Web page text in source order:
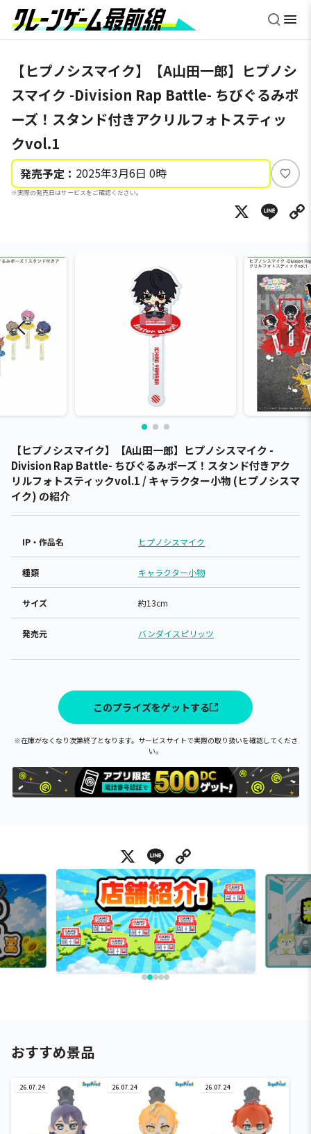
【ヒプノシスマイク】【A山田一郎】ヒプノシ
スマイク -Division Rap Battle- ちびぐるみポ
ーズ！スタンド付きアクリルフォトスティッ
クvol.1
発売予定： 2025年3月6日 0時
※実際の発売日はサービスをご確認ください。
い
ね
X
【ヒプノシスマイク】【A山田一郎】ヒプノシスマイク -
Division Rap Battle- ちびぐるみポーズ！スタンド付きアク
リルフォトスティックvol.1 / キャラクター小物 (ヒプノシスマ
イク) の紹介
IP・作品名 ヒプノシスマイク
種類 キャラクター小物
サイズ 約13cm
発売元 バンダイスピリッツ
このプライズをゲットする
※在庫がなくなり次第終了となります。サービスサイトで実際の取り扱いを確認してくださ
い。
X Line
おすすめ景品
26.07.24 26.07.24 26.07.24